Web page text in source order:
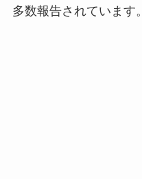
多数報告されています。